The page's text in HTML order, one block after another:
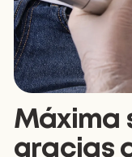
Máxima
gracias